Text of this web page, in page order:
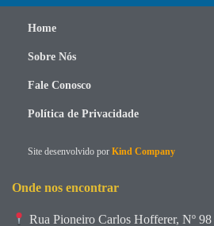
Home
Sobre Nós
Fale Conosco
Política de Privacidade
Site desenvolvido por Kind Company
Onde nos encontrar
Rua Pioneiro Carlos Hofferer, Nº 98